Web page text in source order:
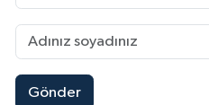
Gönder